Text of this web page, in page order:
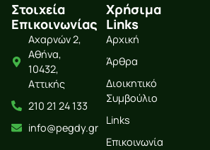
Στοιχεία
Επικοινωνίας
Αχαρνών 2,
Αθήνα,
10432,
Αττικής
210 21 24 133
info@pegdy.gr
Χρήσιμα
Links
Αρχική
Άρθρα
Διοικητικό
Συμβούλιο
Links
Επικοινωνία